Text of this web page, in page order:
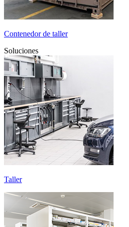
Contenedor de taller
Soluciones
Taller